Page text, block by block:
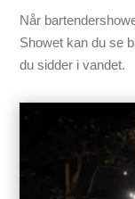
Når
Showet kan du se
du sidder i vandet.